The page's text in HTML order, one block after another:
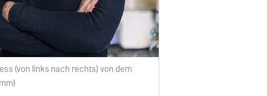
(von links nach rechts) von dem